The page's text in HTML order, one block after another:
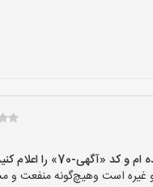
را اعلام کنید»
است وهیچ‌گونه منفعت و